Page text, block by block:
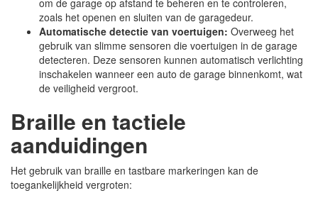
om de garage op afstand te beheren en te controleren,
zoals het openen en sluiten van de garagedeur.
Automatische detectie van voertuigen: Overweeg het
gebruik van slimme sensoren die voertuigen in de garage
detecteren. Deze sensoren kunnen automatisch verlichting
inschakelen wanneer een auto de garage binnenkomt, wat
de veiligheid vergroot.
Braille en tactiele
aanduidingen
Het gebruik van braille en tastbare markeringen kan de
toegankelijkheid vergroten: